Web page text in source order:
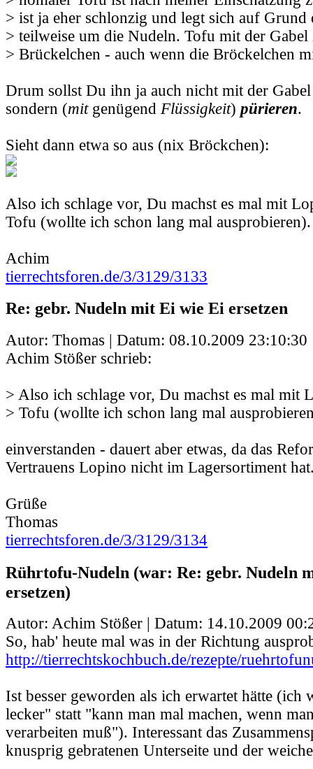
> ist ja eher schlonzig und legt sich auf Grund
> teilweise um die Nudeln. Tofu mit der
> Brückelchen - auch wenn die Bröckelchen
Drum sollst Du ihn ja auch nicht mit der
sondern (mitgenügend Flüssigkeit) pürieren.
Sieht dann etwa so aus (nix Bröckchen):
Also ich schlage vor, Du machst es mal mit
Tofu (wollte ich schon lang mal ausprobieren).
Achim
tierrechtsforen.de/3/3129/3133
Re: gebr. Nudeln mit Ei wie Ei ersetzen
Autor: Thomas | Datum: 08.10.2009 23:10:30
Achim Stößer schrieb:
> Also ich schlage vor, Du machst es mal mit
> Tofu (wollte ich schon lang mal
einverstanden - dauert aber etwas, da das
Vertrauens Lopino nicht im Lagersortiment
Grüße
Thomas
tierrechtsforen.de/3/3129/3134
Rührtofu-Nudeln (war: Re: gebr. Nudeln
ersetzen)
Autor: Achim Stößer | Datum: 14.10.2009
So, hab' heute mal was in der Richtung
http://tierrechtskochbuch.de/rezepte/
Ist besser geworden als ich erwartet hätte (ich
lecker" statt "kann man mal machen, wenn
verarbeiten muß"). Interessant das
knusprig gebratenen Unterseite und der